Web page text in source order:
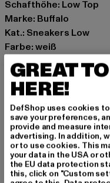
Schafthöhe: Low Top
Marke: Buffalo
Kat.: Sneakers Low
Farbe: weiß
Hersteller Farbe:
Obermaterial:
Innenfutter: Textil
Art.Nr: 1636415-19073
Hersteller: Buffalo
boots.com
Schanzenstraße 41 |
GREAT
HERE!
DefShop uses cookies
save your preferences,
provide and measure
advertising. In addition,
or to use cookies. This
your data in the USA or
the EU data protection
this, click on "Custom